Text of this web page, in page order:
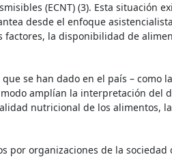
(ECNT) (3). Esta situación
desde el enfoque
la disponibilidad de
se han dado en el país – como
amplían la interpretación del
nutricional de los alimentos,
organizaciones de la